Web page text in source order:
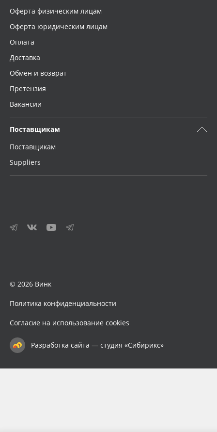
Оферта физическим лицам
Оферта юридическим лицам
Оплата
Доставка
Обмен и возврат
Претензия
Вакансии
Поставщикам
Поставщикам
Suppliers
© 2026 Винк
Политика конфиденциальности
Согласие на использование cookies
Разработка сайта — студия «Сибирикс»